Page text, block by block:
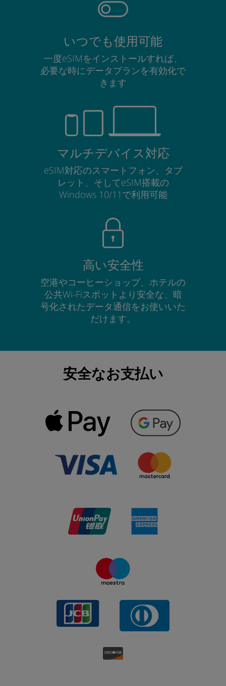
いつでも使用可能
一度eSIMをインストールすれば、
必要な時にデータプランを有効化で
きます
マルチデバイス対応
eSIM対応のスマートフォン、タブ
レット、そしてeSIM搭載の
Windows 10/11で利用可能
高い安全性
空港やコーヒーショップ、ホテルの
公共Wi-Fiスポットより安全な、暗
号化されたデータ通信をお使いいた
だけます。
安全なお支払い